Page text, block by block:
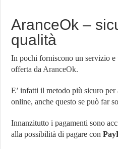
AranceOk –
qualità
In pochi forniscono un servizio
offerta da AranceOk.
E’ infatti il metodo più sicuro per
online, anche questo se può far
Innanzitutto i pagamenti sono
alla possibilità di pagare con